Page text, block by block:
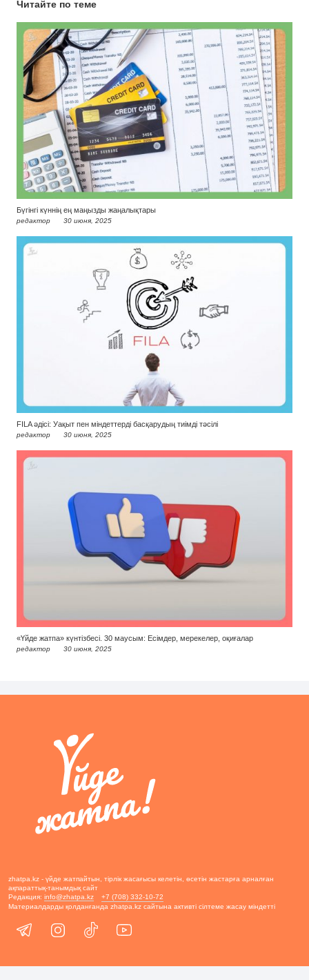
Читайте по теме
Бүгінгі күннің ең маңызды жаңалықтары
редактор 30 июня, 2025
FILA әдісі: Уақыт пен міндеттерді басқарудың тиімді тәсілі
редактор 30 июня, 2025
«Үйде жатпа» күнтізбесі. 30 маусым: Есімдер, мерекелер, оқиғалар
редактор 30 июня, 2025
zhatpa.kz - үйде жатпайтын, тірлік жасағысы келетін, өсетін жастарға арналған
ақпараттық-танымдық сайт
Редакция: info@zhatpa.kz
+7 (708) 332-10-72
Материалдарды қолданғанда zhatpa.kz сайтына активті сілтеме жасау міндетті